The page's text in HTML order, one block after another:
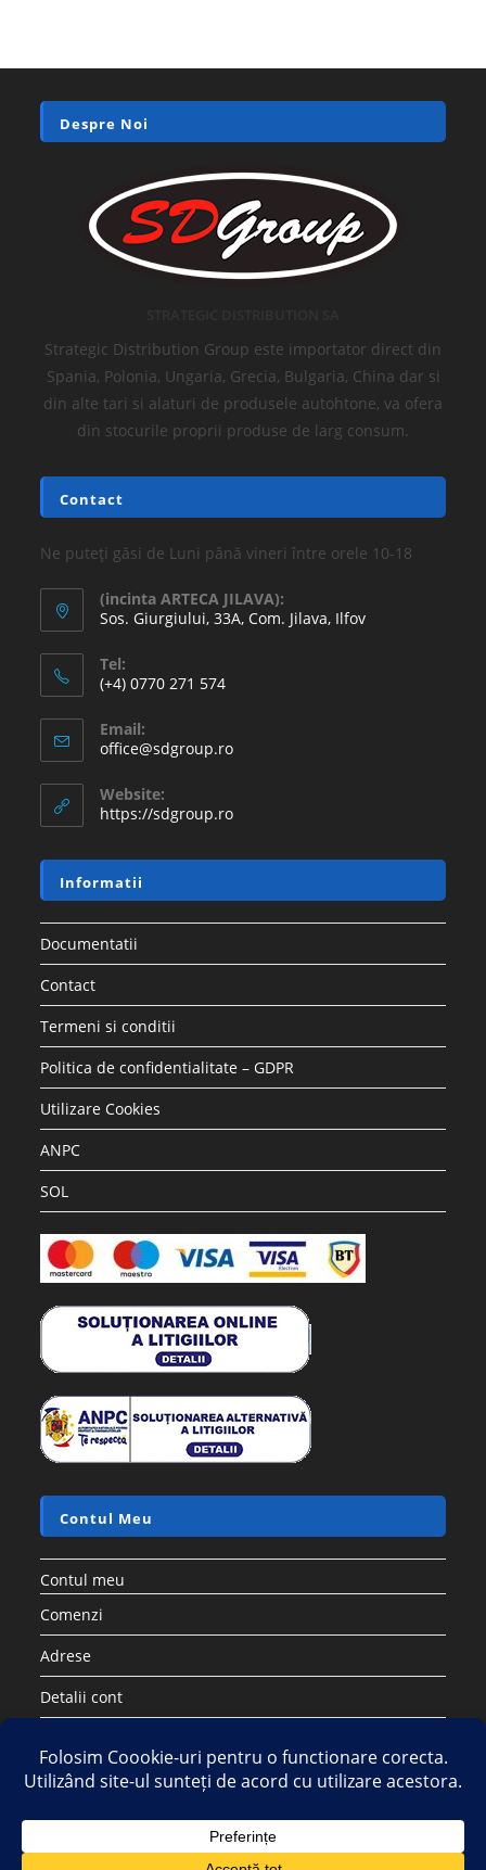
Despre Noi
Strategic Distribution Group este importator direct din
Spania, Polonia, Ungaria, Grecia, Bulgaria, China dar si
din alte tari si alaturi de produsele autohtone, va ofera
din stocurile proprii produse de larg consum.
Contact
Ne puteți găsi de Luni până vineri între orele 10-18
(incinta ARTECA JILAVA):
Sos. Giurgiului, 33A, Com. Jilava, Ilfov
Tel:
(+4) 0770 271 574
Email:
office@sdgroup.ro
Website:
https://sdgroup.ro
Informatii
Documentatii
Contact
Termeni si conditii
Politica de confidentialitate – GDPR
Utilizare Cookies
ANPC
SOL
Contul Meu
Contul meu
Comenzi
Adrese
Detalii cont
Copyright 2026 - Strategic DIstribution Group